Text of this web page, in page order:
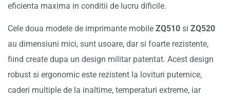
eficienta maxima in conditii de lucru dificile.
Cele doua modele de imprimante mobile ZQ510 si ZQ520
au dimensiuni mici, sunt usoare, dar si foarte rezistente,
fiind create dupa un design militar patentat. Acest design
robust si ergonomic este rezistent la lovituri puternice,
caderi multiple de la inaltime, temperaturi extreme, iar